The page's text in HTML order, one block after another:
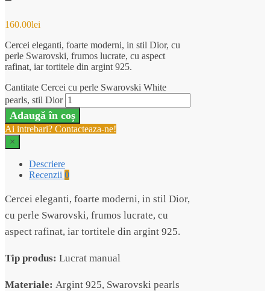
160.00lei
Cercei eleganti, foarte moderni, in stil Dior, cu
perle Swarovski, frumos lucrate, cu aspect
rafinat, iar tortitele din argint 925.
Cantitate Cercei cu perle Swarovski White
pearls, stil Dior
Adaugă în coș
Ai intrebari? Contacteaza-ne!
×
Descriere
Recenzii 0
Cercei eleganti, foarte moderni, in stil Dior,
cu perle Swarovski, frumos lucrate, cu
aspect rafinat, iar tortitele din argint 925.
Tip produs: Lucrat manual
Materiale: Argint 925, Swarovski pearls